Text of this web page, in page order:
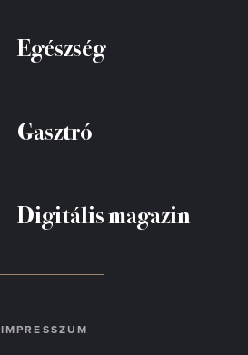
Egészség
Gasztró
Digitális magazin
IMPRESSZUM